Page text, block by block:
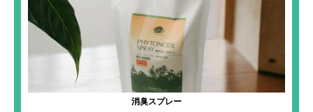
消臭スプレー